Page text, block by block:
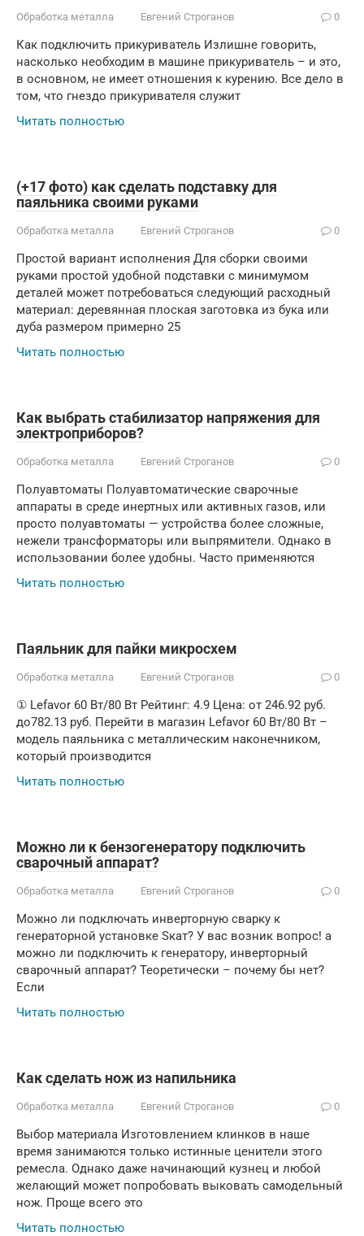
Обработка металла Евгений Строганов 0
Как подключить прикуриватель Излишне говорить,
насколько необходим в машине прикуриватель – и это,
в основном, не имеет отношения к курению. Все дело в
том, что гнездо прикуривателя служит
Читать полностью
(+17 фото) как сделать подставку для
паяльника своими руками
Обработка металла Евгений Строганов 0
Простой вариант исполнения Для сборки своими
руками простой удобной подставки с минимумом
деталей может потребоваться следующий расходный
материал: деревянная плоская заготовка из бука или
дуба размером примерно 25
Читать полностью
Как выбрать стабилизатор напряжения для
электроприборов?
Обработка металла Евгений Строганов 0
Полуавтоматы Полуавтоматические сварочные
аппараты в среде инертных или активных газов, или
просто полуавтоматы — устройства более сложные,
нежели трансформаторы или выпрямители. Однако в
использовании более удобны. Часто применяются
Читать полностью
Паяльник для пайки микросхем
Обработка металла Евгений Строганов 0
① Lefavor 60 Вт/80 Вт Рейтинг: 4.9 Цена: от 246.92 руб.
до782.13 руб. Перейти в магазин Lefavor 60 Вт/80 Вт –
модель паяльника с металлическим наконечником,
который производится
Читать полностью
Можно ли к бензогенератору подключить
сварочный аппарат?
Обработка металла Евгений Строганов 0
Можно ли подключать инверторную сварку к
генераторной установке Sкат? У вас возник вопрос! а
можно ли подключить к генератору, инверторный
сварочный аппарат? Теоретически – почему бы нет?
Если
Читать полностью
Как сделать нож из напильника
Обработка металла Евгений Строганов 0
Выбор материала Изготовлением клинков в наше
время занимаются только истинные ценители этого
ремесла. Однако даже начинающий кузнец и любой
желающий может попробовать выковать самодельный
нож. Проще всего это
Читать полностью